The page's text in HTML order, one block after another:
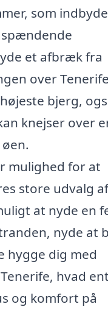
som
spændende
et afbræk fra
over Tenerife
bjerg,
knejser over
mulighed for at
store udvalg af
at nyde en
nyde at
hygge dig med
hvad
og komfort på